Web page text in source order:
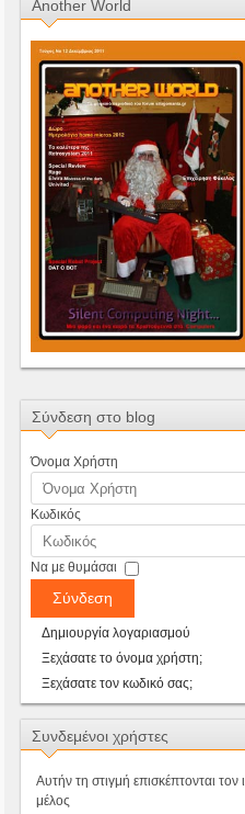
Another World
Σύνδεση στο blog
Όνομα Χρήστη
Κωδικός
Να με θυμάσαι
Σύνδεση
Δημιουργία λογαριασμού
Ξεχάσατε το όνομα χρήστη;
Ξεχάσατε τον κωδικό σας;
Συνδεμένοι χρήστες
Αυτήν τη στιγμή επισκέπτονται
μέλος